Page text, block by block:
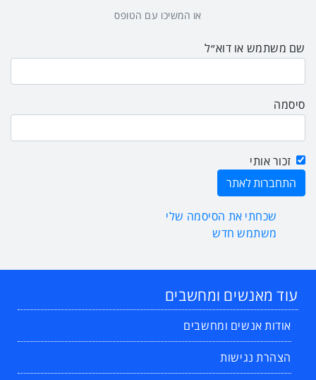
או המשיכו עם הטופס
שם משתמש או דוא״ל
סיסמה
זכור אותי
שכחתי את הסיסמה שלי
משתמש חדש
עוד מאנשים ומחשבים
אודות אנשים ומחשבים
הצהרת נגישות